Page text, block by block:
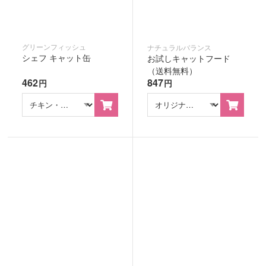
グリーンフィッシュ
シェフ キャット缶
462円
ナチュラルバランス
お試しキャットフード
（送料無料）
847円